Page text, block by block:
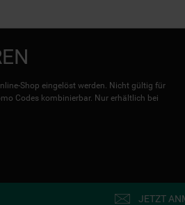
Shop eingelöst werden. Nicht gültig für
Codes kombinierbar. Nur erhältlich bei
JETZT